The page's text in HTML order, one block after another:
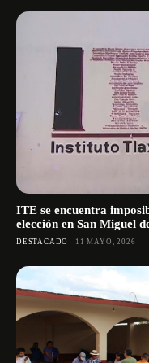
ITE se encuentra
elección en San Miguel
DESTACADO 11 MAYO, 2026